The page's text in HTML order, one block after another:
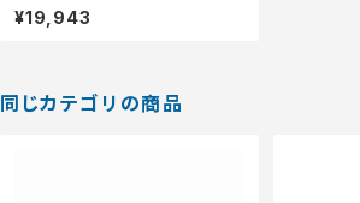
¥19,943
同じカテゴリの商品